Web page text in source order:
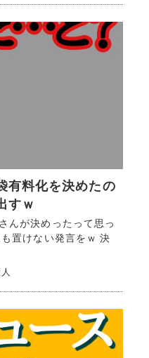
有料化を決めたの
すｗ
んが決めったって思っ
置けない発言をｗ 決